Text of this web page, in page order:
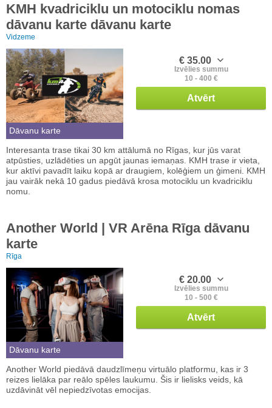
KMH kvadriciklu un motociklu nomas
dāvanu karte dāvanu karte
Vidzeme
Dāvanu karte
€ 35.00
Izvēlies summu
10 - 400 €
Atvērt
Interesanta trase tikai 30 km attālumā no Rīgas, kur jūs varat
atpūsties, uzlādēties un apgūt jaunas iemaņas. KMH trase ir vieta,
kur aktīvi pavadīt laiku kopā ar draugiem, kolēģiem un ģimeni. KMH
jau vairāk nekā 10 gadus piedāvā krosa motociklu un kvadriciklu
nomu.
Another World | VR Arēna Rīga dāvanu
karte
Rīga
Dāvanu karte
€ 20.00
Izvēlies summu
10 - 500 €
Atvērt
Another World piedāvā daudzlīmeņu virtuālo platformu, kas ir 3
reizes lielāka par reālo spēles laukumu. Šis ir lielisks veids, kā
uzdāvināt vēl nepiedzīvotas emocijas.